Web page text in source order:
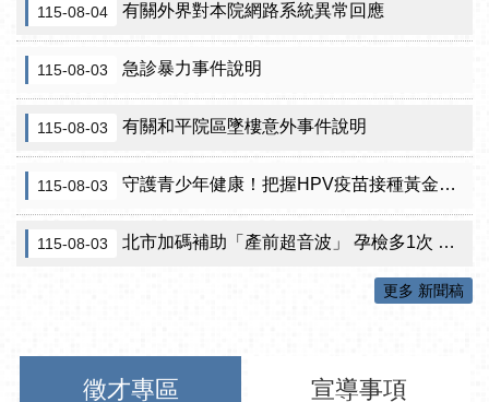
115-08-04 有關外界對本院網路系統異常回應
115-08-03 急診暴力事件說明
115-08-03 有關和平院區墜樓意外事件說明
115-08-03 守護青少年健康！把握HPV疫苗接種黃金期 臺北市提供校園設站及98家合約院所接種服務
115-08-03 北市加碼補助「產前超音波」 孕檢多1次 準媽咪「超」安心！
更多 新聞稿
徵才專區 宣導事項